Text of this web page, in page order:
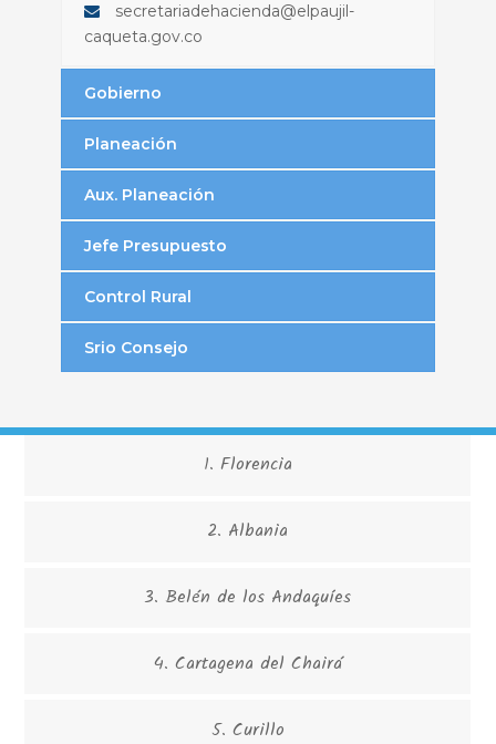
secretariadehacienda@elpaujil-
caqueta.gov.co
Gobierno
Planeación
Aux. Planeación
Jefe Presupuesto
Control Rural
Srio Consejo
1. Florencia
2. Albania
3. Belén de los Andaquíes
4. Cartagena del Chairá
5. Curillo